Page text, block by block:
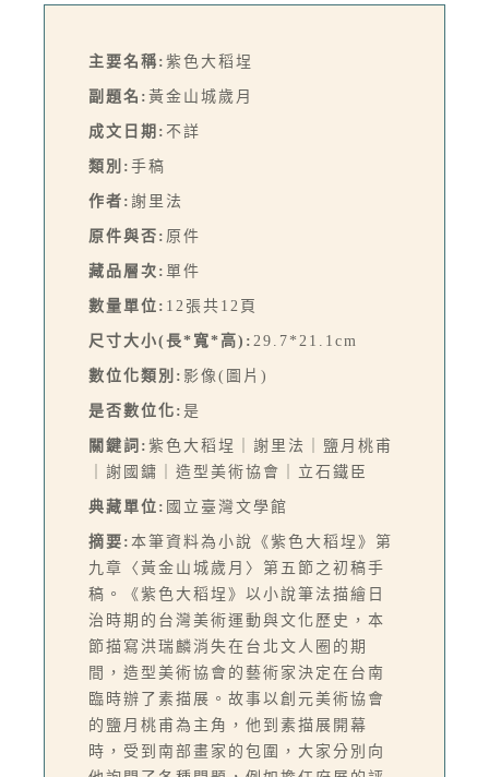
主要名稱: 紫色大稻埕
副題名: 黃金山城歲月
成文日期: 不詳
類別: 手稿
作者: 謝里法
原件與否: 原件
藏品層次: 單件
數量單位: 12張共12頁
尺寸大小(長*寬*高): 29.7*21.1cm
數位化類別: 影像(圖片)
是否數位化: 是
關鍵詞: 紫色大稻埕｜謝里法｜鹽月桃甫
｜謝國鏞｜造型美術協會｜立石鐵臣
典藏單位: 國立臺灣文學館
摘要: 本筆資料為小說《紫色大稻埕》第
九章〈黃金山城歲月〉第五節之初稿手
稿。《紫色大稻埕》以小說筆法描繪日
治時期的台灣美術運動與文化歷史，本
節描寫洪瑞麟消失在台北文人圈的期
間，造型美術協會的藝術家決定在台南
臨時辦了素描展。故事以創元美術協會
的鹽月桃甫為主角，他到素描展開幕
時，受到南部畫家的包圍，大家分別向